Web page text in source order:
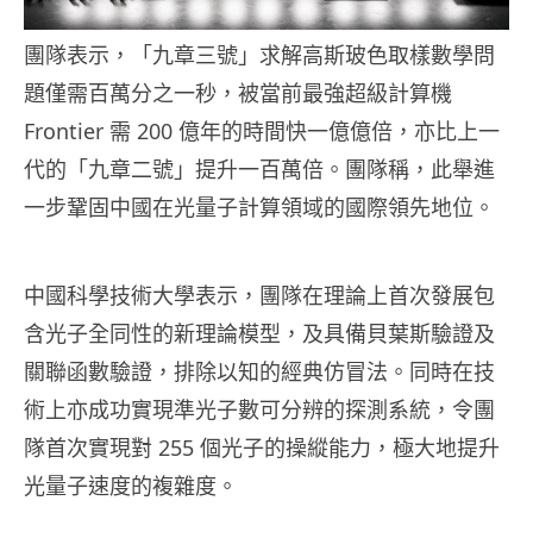
團隊表示，「九章三號」求解高斯玻色取樣數學問
題僅需百萬分之一秒，被當前最強超級計算機
Frontier 需 200 億年的時間快一億億倍，亦比上一
代的「九章二號」提升一百萬倍。團隊稱，此舉進
一步鞏固中國在光量子計算領域的國際領先地位。
中國科學技術大學表示，團隊在理論上首次發展包
含光子全同性的新理論模型，及具備貝葉斯驗證及
關聯函數驗證，排除以知的經典仿冒法。同時在技
術上亦成功實現準光子數可分辨的探測系統，令團
隊首次實現對 255 個光子的操縱能力，極大地提升
光量子速度的複雜度。